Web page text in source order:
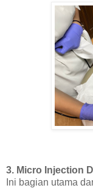
3. Micro Injection
Ini bagian utama